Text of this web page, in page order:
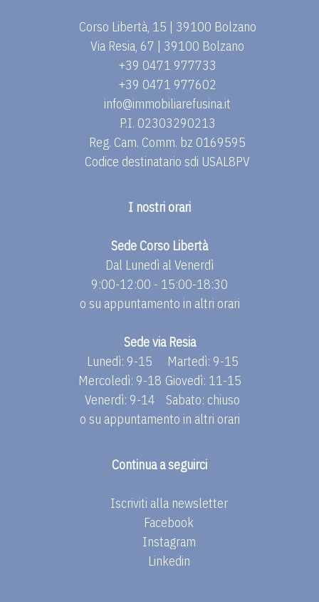
Corso Libertà, 15 | 39100 Bolzano
Via Resia, 67 | 39100 Bolzano
+39 0471 977733
+39 0471 977602
info@immobiliarefusina.it
P.I. 02303290213
Reg. Cam. Comm. bz 0169595
Codice destinatario sdi USAL8PV
I nostri orari
Sede Corso Libertà
Dal Lunedì al Venerdì
9:00-12:00 - 15:00-18:30
o su appuntamento in altri orari
Sede via Resia
Lunedì: 9-15
Martedì: 9-15
Mercoledì: 9-18 Giovedì: 11-15
Venerdì: 9-14
Sabato: chiuso
o su appuntamento in altri orari
Continua a seguirci
Iscriviti alla newsletter
Facebook
Instagram
Linkedin